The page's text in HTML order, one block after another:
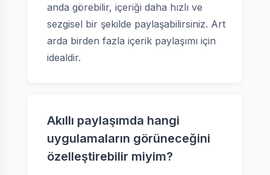
anda görebilir, içeriği daha hızlı ve
sezgisel bir şekilde paylaşabilirsiniz. Art
arda birden fazla içerik paylaşımı için
idealdir.
Akıllı paylaşımda hangi
uygulamaların görüneceğini
özelleştirebilir miyim?